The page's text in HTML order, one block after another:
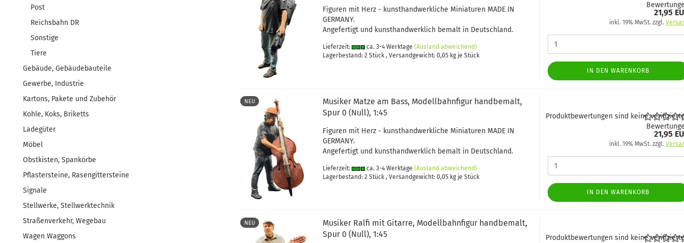
Figuren mit Herz - kunsthandwerkliche Miniaturen MADE IN
GERMANY.
Angefertigt und kunsthandwerklich bemalt in Deutschland.
Lieferzeit: ca. 3-4 Werktage (Ausland abweichend)
Lagerbestand: 2 Stück , Versandgewicht: 0,05kg je Stück
21,95
inkl. 19% MwSt. zzgl.
IN DEN WARENKORB
NEU
Musiker Matze am Bass, Modellbahnfigur handbemalt,
Spur 0 (Null), 1:45
Figuren mit Herz - kunsthandwerkliche Miniaturen MADE IN
GERMANY.
Angefertigt und kunsthandwerklich bemalt in Deutschland.
Lieferzeit: ca. 3-4 Werktage (Ausland abweichend)
Lagerbestand: 2 Stück , Versandgewicht: 0,05kg je Stück
Produktbewertungen sind keine
21,95
inkl. 19% MwSt. zzgl.
IN DEN WARENKORB
NEU
Musiker Ralfi mit Gitarre, Modellbahnfigur handbemalt,
Spur 0 (Null), 1:45
Produktbewertungen sind keine
Post
Reichsbahn DR
Sonstige
Tiere
Gebäude, Gebäudebauteile
Gewerbe, Industrie
Kartons, Pakete und Zubehör
Kohle, Koks, Briketts
Ladegüter
Möbel
Obstkisten, Spankörbe
Pflastersteine, Rasengittersteine
Signale
Stellwerke, Stellwerktechnik
Straßenverkehr, Wegebau
Wagen Waggons